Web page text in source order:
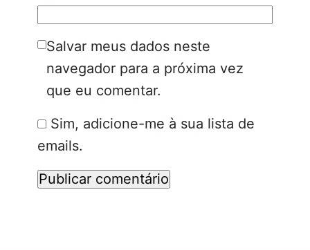
Salvar meus dados neste
navegador para a próxima vez
que eu comentar.
Sim, adicione-me à sua lista de
emails.